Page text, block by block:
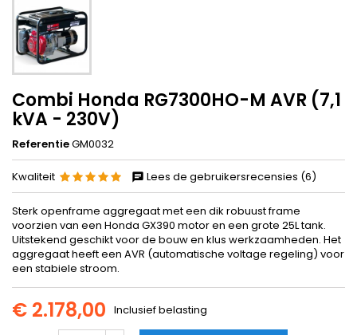
Combi Honda RG7300HO-M AVR (7,1
kVA - 230V)
ReferentieGM0032
Kwaliteit Lees de gebruikersrecensies (6)
Sterk openframe aggregaat met een dik robuust frame
voorzien van een Honda GX390 motor en een grote 25L tank.
Uitstekend geschikt voor de bouw en klus werkzaamheden. Het
aggregaat heeft een AVR (automatische voltage regeling) voor
een stabiele stroom.
€ 2.178,00 Inclusief belasting